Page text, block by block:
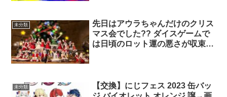
そしてその前に感謝を込めて警固
神社様へ⛩️ 今年1年ありがとうご
ざいました
未分類
先日はアウラちゃんだけのクリス
マス会でした?? ダイスゲームで
は日頃のロット運の悪さが収束
も素晴らしい企画をありがとうご
ざいます✨
未分類
【交換】にじフェス 2023 缶バッ